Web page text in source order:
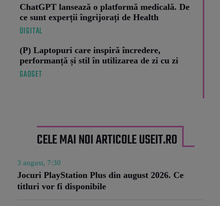
ChatGPT lansează o platformă medicală. De
ce sunt experții îngrijorați de Health
DIGITAL
(P) Laptopuri care inspiră încredere,
performanță și stil în utilizarea de zi cu zi
GADGET
CELE MAI NOI ARTICOLE USEIT.RO
3 august, 7:30
Jocuri PlayStation Plus din august 2026. Ce
titluri vor fi disponibile